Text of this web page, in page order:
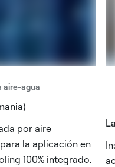
aire-agua
por aire
la aplicación en
100% integrado.